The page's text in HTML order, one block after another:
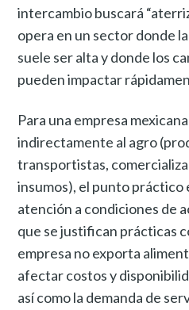
intercambio buscará
opera en un sector donde
suele ser alta y donde los
pueden impactar
Para una empresa
indirectamente al agro
transportistas,
insumos), el punto práctico
atención a condiciones de
que se justifican prácticas
empresa no exporta
afectar costos y
así como la demanda de